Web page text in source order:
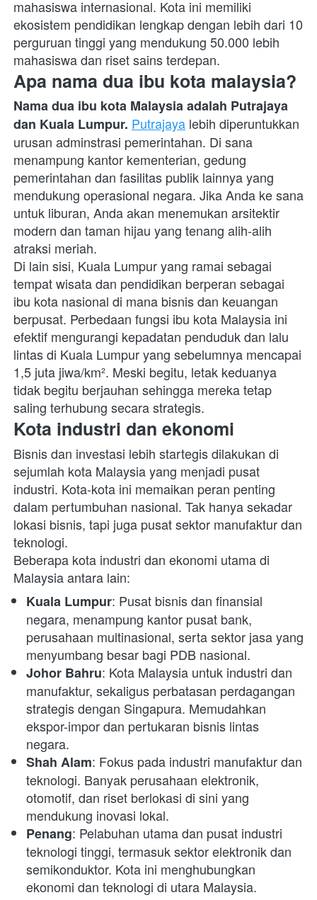
mahasiswa internasional. Kota ini memiliki
ekosistem pendidikan lengkap dengan lebih dari 10
perguruan tinggi yang mendukung 50.000 lebih
mahasiswa dan riset sains terdepan.
Apa nama dua ibu kota malaysia?
Nama dua ibu kota Malaysia adalah Putrajaya
dan Kuala Lumpur. Putrajaya lebih diperuntukkan
urusan adminstrasi pemerintahan. Di sana
menampung kantor kementerian, gedung
pemerintahan dan fasilitas publik lainnya yang
mendukung operasional negara. Jika Anda ke sana
untuk liburan, Anda akan menemukan arsitektir
modern dan taman hijau yang tenang alih-alih
atraksi meriah.
Di lain sisi, Kuala Lumpur yang ramai sebagai
tempat wisata dan pendidikan berperan sebagai
ibu kota nasional di mana bisnis dan keuangan
berpusat. Perbedaan fungsi ibu kota Malaysia ini
efektif mengurangi kepadatan penduduk dan lalu
lintas di Kuala Lumpur yang sebelumnya mencapai
1,5 juta jiwa/km². Meski begitu, letak keduanya
tidak begitu berjauhan sehingga mereka tetap
saling terhubung secara strategis.
Kota industri dan ekonomi
Bisnis dan investasi lebih startegis dilakukan di
sejumlah kota Malaysia yang menjadi pusat
industri. Kota-kota ini memaikan peran penting
dalam pertumbuhan nasional. Tak hanya sekadar
lokasi bisnis, tapi juga pusat sektor manufaktur dan
teknologi.
Beberapa kota industri dan ekonomi utama di
Malaysia antara lain:
Kuala Lumpur: Pusat bisnis dan finansial
negara, menampung kantor pusat bank,
perusahaan multinasional, serta sektor jasa yang
menyumbang besar bagi PDB nasional.
Johor Bahru: Kota Malaysia untuk industri dan
manufaktur, sekaligus perbatasan perdagangan
strategis dengan Singapura. Memudahkan
ekspor-impor dan pertukaran bisnis lintas
negara.
Shah Alam: Fokus pada industri manufaktur dan
teknologi. Banyak perusahaan elektronik,
otomotif, dan riset berlokasi di sini yang
mendukung inovasi lokal.
Penang: Pelabuhan utama dan pusat industri
teknologi tinggi, termasuk sektor elektronik dan
semikonduktor. Kota ini menghubungkan
ekonomi dan teknologi di utara Malaysia.